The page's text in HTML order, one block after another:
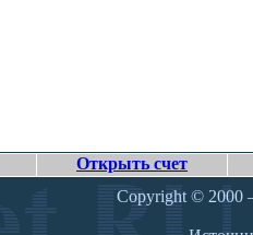
Открыть счет
Copyright © 2000